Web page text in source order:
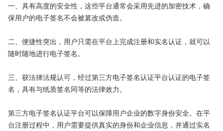
一、具有高度的安全性，这些平台通常会采用先进的加密技术，确
保用户的电子签名不会被篡改或伪造。
二、便捷性突出，用户只需在平台上完成注册和实名认证，就可以
随时随地进行电子签名。
三、获法律法规认可，经过第三方电子签名认证平台认证的电子签
名，具有与纸质签名同等的法律效力。
第三方电子签名认证平台可以保障用户企业的数字身份安全。在平
台注册过程中，用户需要提供真实的身份和企业信息，并通过实名